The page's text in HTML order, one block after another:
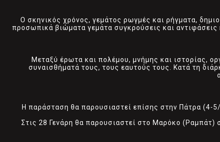
Ο σκηνικός χρόνος, γεμάτος ρωγμές και ρήγματα,
προσωπικά βιώματα γεμάτα συγκρούσεις και
Μεταξύ έρωτα και πολέμου, μνήμης και ιστορίας,
συναισθήματά τους, τους εαυτούς τους. Κατά τη
Η παράσταση θα παρουσιαστεί επίσης στην Πάτρα (4-
Στις 28 Γενάρη θα παρουσιαστεί στο Μαρόκο